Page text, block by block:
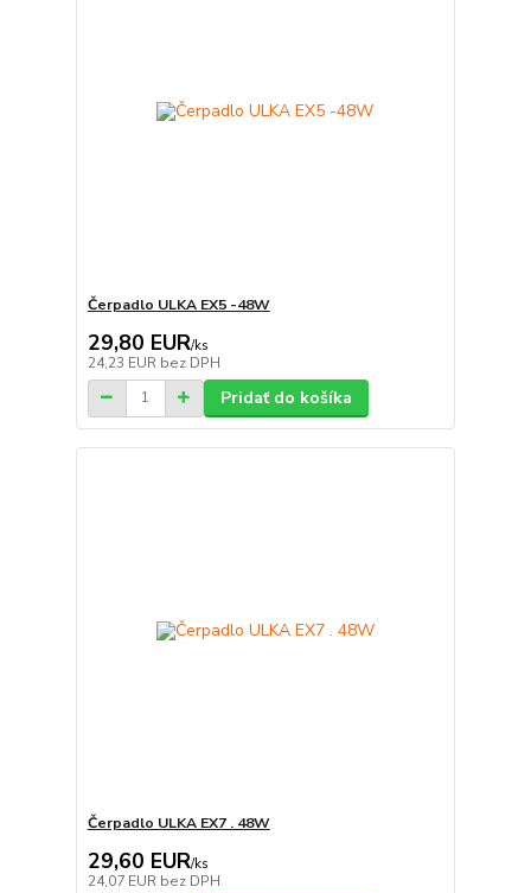
Čerpadlo ULKA EX5 -48W
29,80 EUR/ks
24,23 EUR bez DPH
Pridať do košíka
Čerpadlo ULKA EX7 . 48W
29,60 EUR/ks
24,07 EUR bez DPH